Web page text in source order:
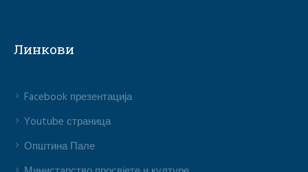
Линкови
Facebook презентација
Youtube страница
Општина Пале